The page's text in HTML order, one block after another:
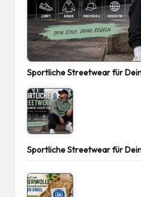
Sportliche Streetwear für
Sportliche Streetwear für